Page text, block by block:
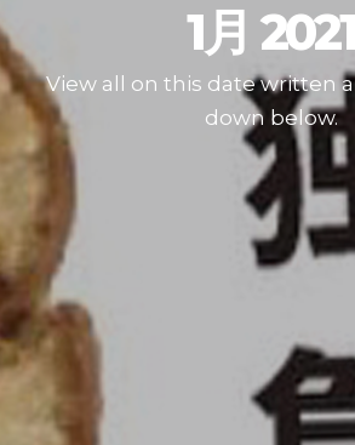
1月 2021
View all on this date written
down below.